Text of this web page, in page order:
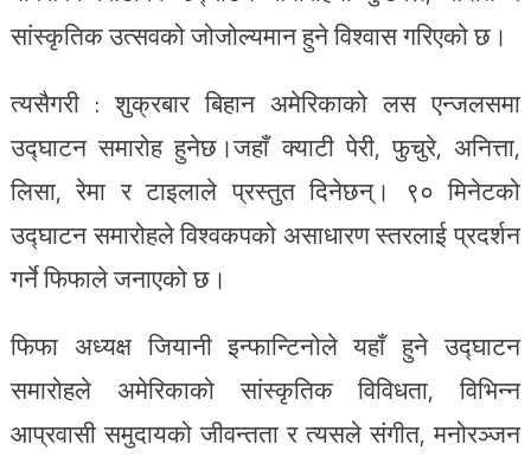
सांस्कृतिक उत्सवको जोजोल्यमान हुने विश्वास गरिएको छ।
त्यसैगरी : शुक्रबार बिहान अमेरिकाको लस एन्जलसमा
उद्घाटन समारोह हुनेछ।जहाँ क्याटी पेरी, फुचुरे, अनित्ता,
लिसा, रेमा र टाइलाले प्रस्तुत दिनेछन्। ९० मिनेटको
उद्घाटन समारोहले विश्वकपको असाधारण स्तरलाई प्रदर्शन
गर्ने फिफाले जनाएको छ।
फिफा अध्यक्ष जियानी इन्फान्टिनोले यहाँ हुने उद्घाटन
समारोहले अमेरिकाको सांस्कृतिक विविधता, विभिन्न
आप्रवासी समुदायको जीवन्तता र त्यसले संगीत, मनोरञ्जन